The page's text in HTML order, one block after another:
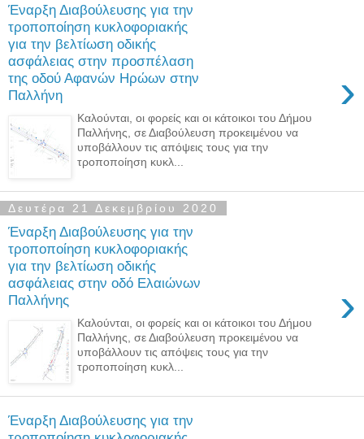
Έναρξη Διαβούλευσης για την
τροποποίηση κυκλοφοριακής
για την βελτίωση οδικής
ασφάλειας στην προσπέλαση
της οδού Αφανών Ηρώων στην
Παλλήνη
›
Καλούνται, οι φορείς και οι κάτοικοι του Δήμου
Παλλήνης, σε Διαβούλευση προκειμένου να
υποβάλλουν τις απόψεις τους για την
τροποποίηση κυκλ...
Δευτέρα 21 Δεκεμβρίου 2020
Έναρξη Διαβούλευσης για την
τροποποίηση κυκλοφοριακής
για την βελτίωση οδικής
ασφάλειας στην οδό Ελαιώνων
Παλλήνης
›
Καλούνται, οι φορείς και οι κάτοικοι του Δήμου
Παλλήνης, σε Διαβούλευση προκειμένου να
υποβάλλουν τις απόψεις τους για την
τροποποίηση κυκλ...
Έναρξη Διαβούλευσης για την